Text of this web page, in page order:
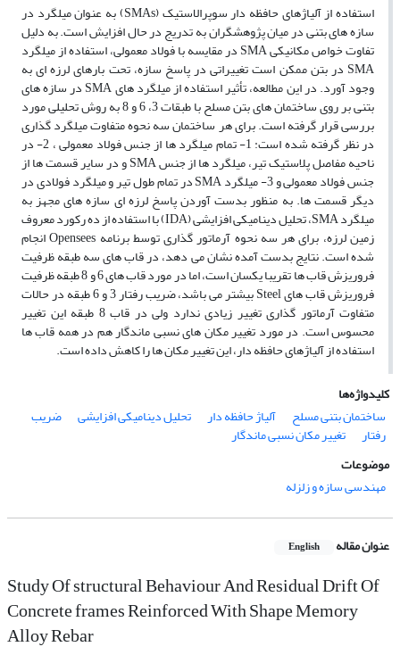
استفاده از آلیاژهای حافظه دار سوپرالاستیک (SMAs) به عنوان میلگرد در
سازه های بتنی در میان پژوهشگران به تدریج در حال افزایش است. به دلیل
تفاوت خواص مکانیکی SMA در مقایسه با فولاد معمولی، استفاده از میلگرد
SMA در بتن ممکن است تغییراتی در پاسخ سازه، تحت بارهای لرزه ای به
وجود آورد. در این مطالعه، تأثیر استفاده از میلگرد های SMA در سازه های
بتنی بر روی ساختمان های بتن مسلح با طبقات 3، 6 و 8 به روش تحلیلی مورد
بررسی قرار گرفته است. برای هر ساختمان سه نحوه متفاوت میلگرد گذاری
در نظر گرفته شده است: 1- تمام میلگرد ها از جنس فولاد معمولی ، 2- در
ناحیه مفاصل پلاستیک تیر، میلگرد ها از جنس SMA و در سایر قسمت ها از
جنس فولاد معمولی و 3- میلگرد SMA در تمام طول تیر و میلگرد فولادی در
دیگر قسمت ها. به منظور بدست آوردن پاسخ لرزه ای سازه های مجهز به
میلگرد SMA، تحلیل دینامیکی افزایشی (IDA) با استفاده از ده رکورد معروف
زمین لرزه، برای هر سه نحوه آرماتور گذاری توسط برنامه Opensees انجام
شده است. نتایج بدست آمده نشان می دهد، در قاب های سه طبقه ظرفیت
فروریزش قاب ها تقریبا یکسان است، اما در مورد قاب های 6 و 8 طبقه ظرفیت
فروریزش قاب های Steel بیشتر می باشد، ضریب رفتار 3 و 6 طبقه در حالات
متفاوت آرماتور گذاری تغییر زیادی ندارد ولی در قاب 8 طبقه این تغییر
محسوس است. در مورد تغییر مکان های نسبی ماندگار هم در همه قاب ها
استفاده از آلیاژهای حافظه دار، این تغییر مکان ها را کاهش داده است.
کلیدواژه‌ها
ساختمان بتنی مسلح
آلیاژ حافظه دار تحلیل دینامیکی افزایشی ضریب
رفتار
تغییر مکان نسبی ماندگار
موضوعات
مهندسی سازه و زلزله
عنوان مقاله English
Study Of structural Behaviour And Residual Drift Of
Concrete frames Reinforced With Shape Memory
Alloy Rebar